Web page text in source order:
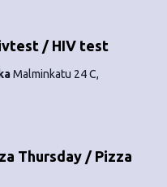
/ HIV test
Malminkatu 24 C,
Thursday / Pizza